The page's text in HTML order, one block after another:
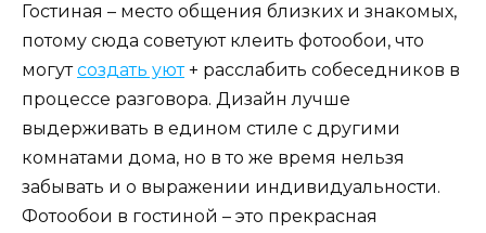
Гостиная – место общения близких и знакомых,
потому сюда советуют клеить фотообои, что
могутсоздать уют+ расслабить собеседников в
процессе разговора. Дизайн лучше
выдерживать в едином стиле с другими
комнатами дома, но в то же время нельзя
забывать и о выражении индивидуальности.
Фотообои в гостиной – это прекрасная